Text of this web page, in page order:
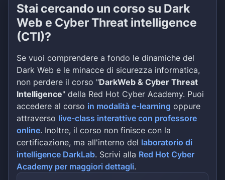
Stai cercando un corso su Dark
Web e Cyber Threat intelligence
(CTI)?
Se vuoi comprendere a fondo le dinamiche del
Dark Web e le minacce di sicurezza informatica,
non perdere il corso "DarkWeb & Cyber Threat
Intelligence" della Red Hot Cyber Academy. Puoi
accedere al corso in modalità e-learning oppure
attraverso live-class interattive con professore
online. Inoltre, il corso non finisce con la
certificazione, ma all'interno del laboratorio di
intelligence DarkLab. Scrivi alla Red Hot Cyber
Academy per maggiori dettagli.